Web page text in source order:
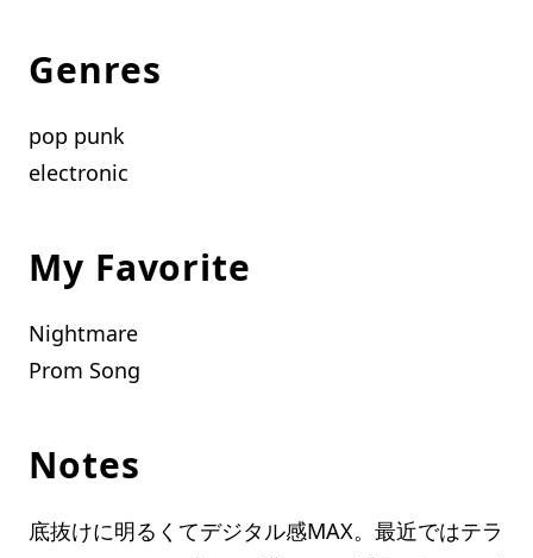
Genres
pop punk
electronic
My Favorite
Nightmare
Prom Song
Notes
底抜けに明るくてデジタル感MAX。最近ではテラ